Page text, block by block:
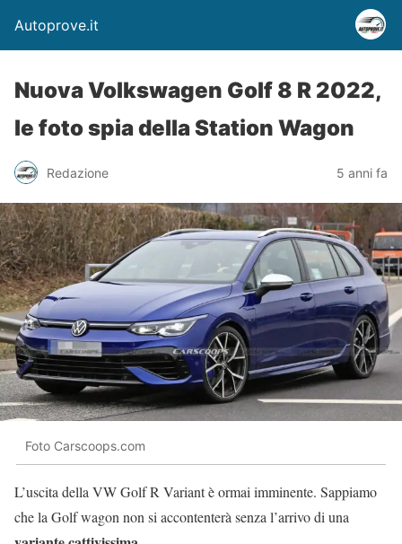
Autoprove.it
Nuova Volkswagen Golf 8 R 2022,
le foto spia della Station Wagon
Redazione 5 anni fa
Foto Carscoops.com
L’uscita della VW Golf R Variant è ormai imminente. Sappiamo
che la Golf wagon non si accontenterà senza l’arrivo di una